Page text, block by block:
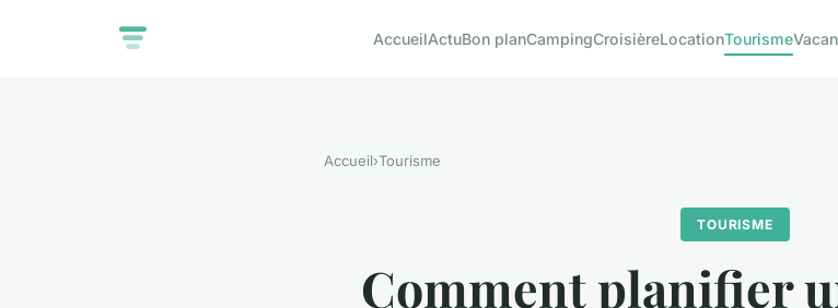
AccueilActuBon planCampingCroisièreLocationTourisme
Accueil›Tourisme
TOURISME
Comment planifier